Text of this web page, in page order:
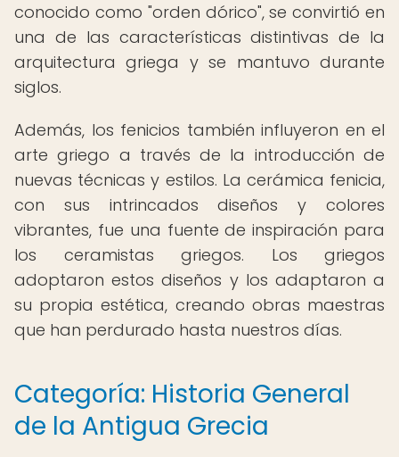
conocido como "orden dórico", se convirtió en
una de las características distintivas de la
arquitectura griega y se mantuvo durante
siglos.
Además, los fenicios también influyeron en el
arte griego a través de la introducción de
nuevas técnicas y estilos. La cerámica fenicia,
con sus intrincados diseños y colores
vibrantes, fue una fuente de inspiración para
los ceramistas griegos. Los griegos
adoptaron estos diseños y los adaptaron a
su propia estética, creando obras maestras
que han perdurado hasta nuestros días.
Categoría: Historia General
de la Antigua Grecia